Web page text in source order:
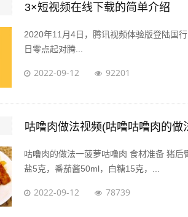
3×短视频在线下载的简单介绍
2020年11月4日，腾讯视频体验版登陆国
日零点起对腾...
2022-09-12 92201
咕噜肉做法视频(咕噜咕噜肉的做
咕噜肉的做法一菠萝咕噜肉 食材准备 猪后
盐5克，番茄酱50ml，白糖15克，...
2022-09-12 78739